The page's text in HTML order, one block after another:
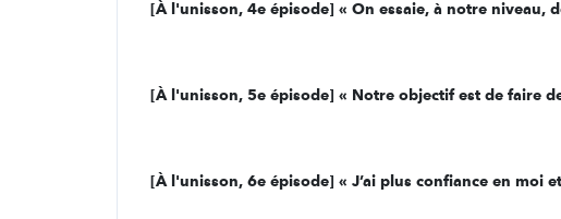
[À l'unisson, 5e épisode] « Notre objectif est de faire
[À l'unisson, 6e épisode] « J’ai plus confiance en moi